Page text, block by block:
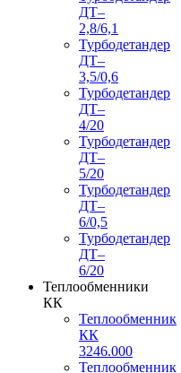
ДТ–
2,8/6,1
Турбодетандер
ДТ–
3,5/0,6
Турбодетандер
ДТ–
4/20
Турбодетандер
ДТ–
5/20
Турбодетандер
ДТ–
6/0,5
Турбодетандер
ДТ–
6/20
Теплообменники
КК
Теплообменник
КК
3246.000
Теплообменник